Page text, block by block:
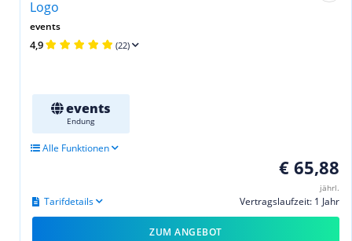
events
4,9 (22)
events
Endung
Alle Funktionen
€ 65,88
jährl.
Vertragslaufzeit: 1 Jahr
Tarifdetails
ZUM ANGEBOT